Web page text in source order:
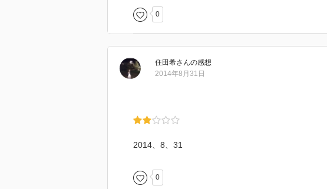
0
住田希さんの感想
2014年8月31日
2014、8、31
0